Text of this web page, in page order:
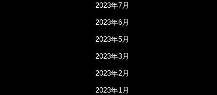
2023年7月
2023年6月
2023年5月
2023年3月
2023年2月
2023年1月